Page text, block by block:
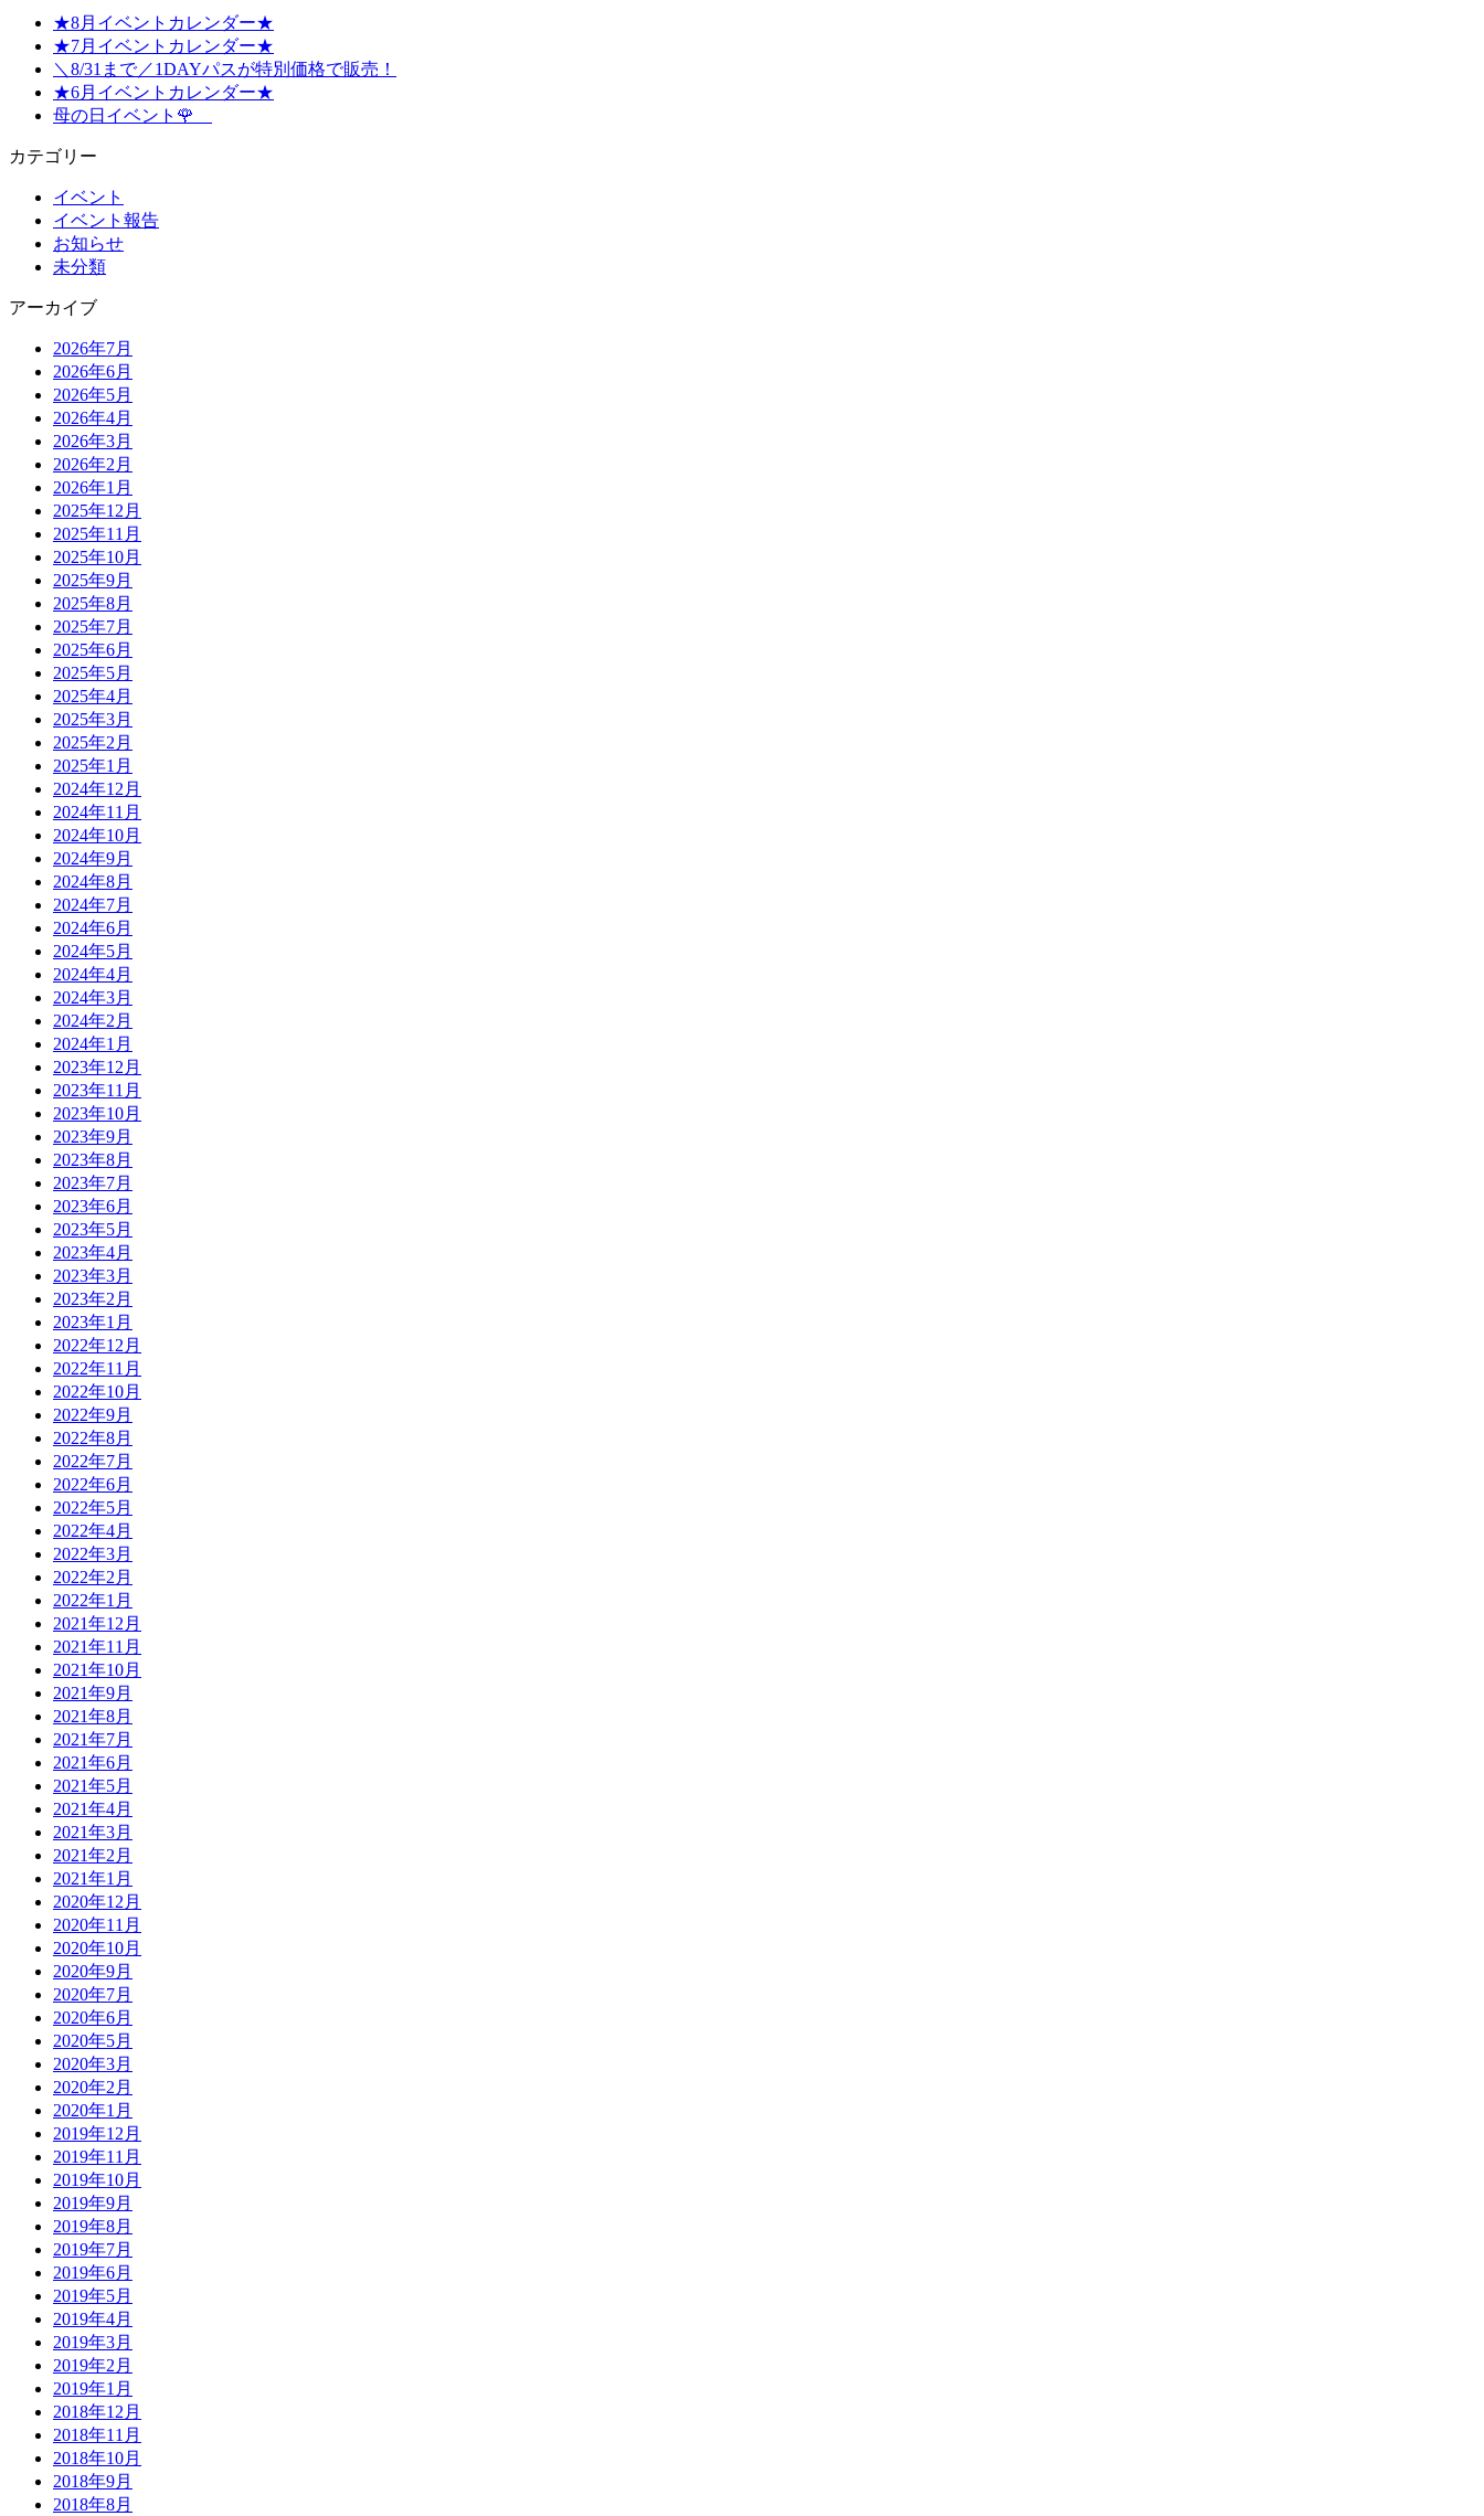
★8月イベントカレンダー★
★7月イベントカレンダー★
＼8/31まで／1DAYパスが特別価格で販売！
★6月イベントカレンダー★
母の日イベント🌹
カテゴリー
イベント
イベント報告
お知らせ
未分類
アーカイブ
2026年7月
2026年6月
2026年5月
2026年4月
2026年3月
2026年2月
2026年1月
2025年12月
2025年11月
2025年10月
2025年9月
2025年8月
2025年7月
2025年6月
2025年5月
2025年4月
2025年3月
2025年2月
2025年1月
2024年12月
2024年11月
2024年10月
2024年9月
2024年8月
2024年7月
2024年6月
2024年5月
2024年4月
2024年3月
2024年2月
2024年1月
2023年12月
2023年11月
2023年10月
2023年9月
2023年8月
2023年7月
2023年6月
2023年5月
2023年4月
2023年3月
2023年2月
2023年1月
2022年12月
2022年11月
2022年10月
2022年9月
2022年8月
2022年7月
2022年6月
2022年5月
2022年4月
2022年3月
2022年2月
2022年1月
2021年12月
2021年11月
2021年10月
2021年9月
2021年8月
2021年7月
2021年6月
2021年5月
2021年4月
2021年3月
2021年2月
2021年1月
2020年12月
2020年11月
2020年10月
2020年9月
2020年7月
2020年6月
2020年5月
2020年3月
2020年2月
2020年1月
2019年12月
2019年11月
2019年10月
2019年9月
2019年8月
2019年7月
2019年6月
2019年5月
2019年4月
2019年3月
2019年2月
2019年1月
2018年12月
2018年11月
2018年10月
2018年9月
2018年8月